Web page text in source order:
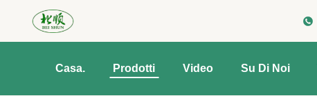
Casa. Prodotti Video Su Di Noi